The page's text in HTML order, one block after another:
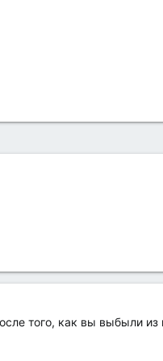
того, как вы выбыли из